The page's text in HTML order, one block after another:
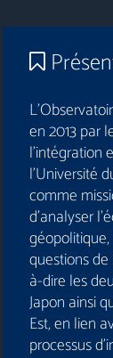
en 2013 par
l’intégration
l’Université
comme
d’analyser
questions
à-dire les
Japon ainsi
Est, en lien
processus